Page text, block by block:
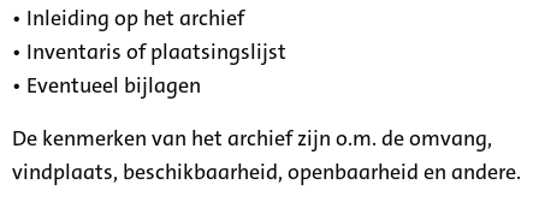
• Inleiding op het archief
• Inventaris of plaatsingslijst
• Eventueel bijlagen
De kenmerken van het archief zijn o.m. de omvang,
vindplaats, beschikbaarheid, openbaarheid en andere.